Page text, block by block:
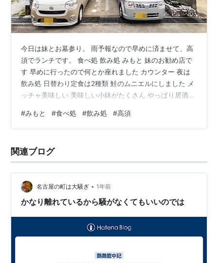
今日は妹とお墓参り。 雨予報なので早めに済ませて、高
須でランチです。 食べ処 飲み処 みもと 妹のお勧め店で
す 早めに行ったので何とか座れました カウンター 夜は
飲み処 日替わり定食は2種類 鮭のムニエルにしました メ
ッチャ美味しい 美味しい小鉢がたくさん やっぱり居酒屋
です。 これで1000円ならコスパも良いと思います。 夜
も来てみたいな。
#みもと #食べ処 #飲み処 #高須
関連ブログ
名古屋の町は大騒ぎ • 1年前
かなり離れているから騒がなくてもいいのでは